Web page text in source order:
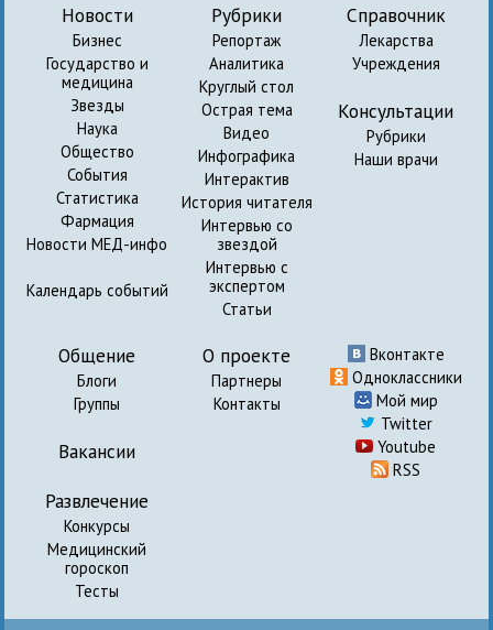
Новости
Бизнес
Государство и
медицина
Звезды
Наука
Общество
События
Статистика
Фармация
Новости МЕД-инфо
Календарь событий
Рубрики
Репортаж
Аналитика
Круглый стол
Острая тема
Видео
Инфографика
Интерактив
История читателя
Интервью со
звездой
Интервью с
экспертом
Статьи
Справочник
Лекарства
Учреждения
Консультации
Рубрики
Наши врачи
Общение
Блоги
Группы
Вакансии
Развлечение
Конкурсы
Медицинский
гороскоп
Тесты
О проекте
Партнеры
Контакты
Вконтакте
Одноклассники
Мой мир
Twitter
Youtube
RSS